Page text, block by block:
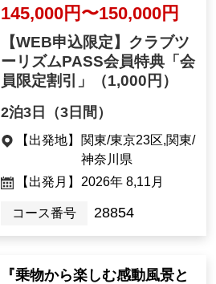
145,000円〜150,000円
【WEB申込限定】クラブツ
ーリズムPASS会員特典「会
員限定割引」
（1,000円）
2泊3日（3日間）
【出発地】 関東/東京23区,関東/
神奈川県
【出発月】 2026年 8,11月
コース番号 28854
『乗物から楽しむ感動風景と